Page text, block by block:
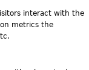
interact with the
metrics the